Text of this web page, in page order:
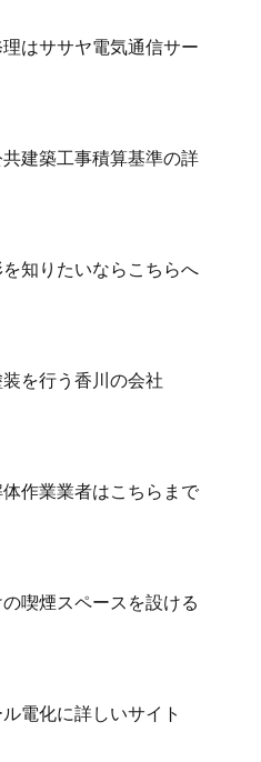
はササヤ電気通信サー
建築工事積算基準の詳
知りたいならこちらへ
を行う香川の会社
作業業者はこちらまで
喫煙スペースを設ける
電化に詳しいサイト